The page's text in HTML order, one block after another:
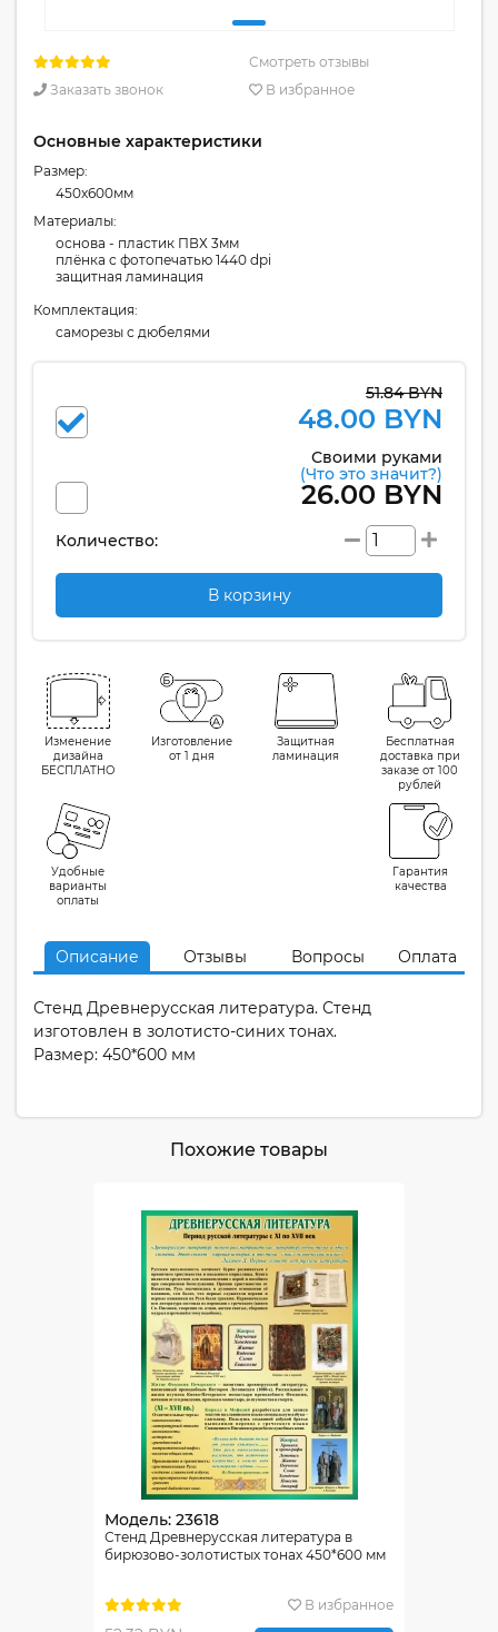
Смотреть отзывы
Заказать звонок
В избранное
Основные характеристики
Размер:
450x600мм
Материалы:
основа - пластик ПВХ 3мм
плёнка с фотопечатью 1440 dpi
защитная ламинация
Комплектация:
cаморезы с дюбелями
51.84 BYN
48.00 BYN
Своими руками
(Что это значит?)
26.00 BYN
Количество:
В корзину
Изменение
дизайна
БЕСПЛАТНО
Изготовление
от 1 дня
Защитная
ламинация
Бесплатная
доставка при
заказе от 100
рублей
Удобные
варианты
оплаты
Гарантия
качества
Описание Отзывы Вопросы Оплата
Стенд Древнерусская литература. Стенд
изготовлен в золотисто-синих тонах.
Размер: 450*600 мм
Похожие товары
Модель: 23618
Стенд Древнерусская литература в
бирюзово-золотистых тонах 450*600 мм
В избранное